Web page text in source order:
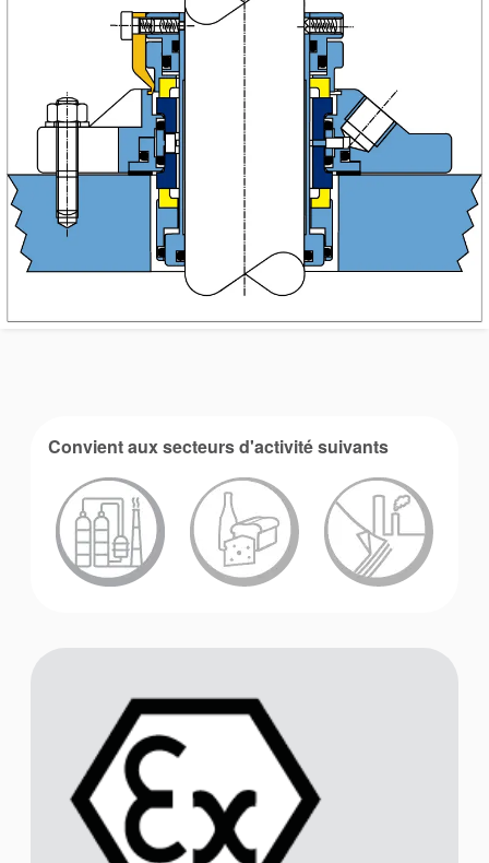
Actualités
Durabilité
Brochures produits
Vidéo
Convient aux secteurs d'activité suivants